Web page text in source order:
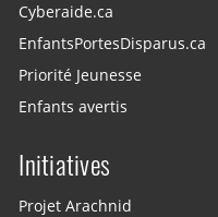
Cyberaide.ca
EnfantsPortesDisparus.ca
Priorité Jeunesse
Enfants avertis
Initiatives
Projet Arachnid